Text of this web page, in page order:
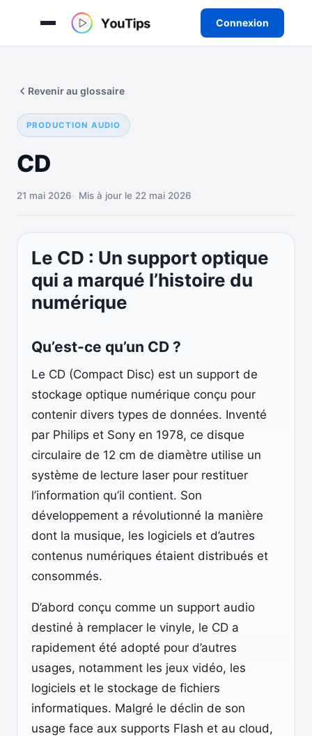
Connexion
contenu
PRODUCTION AUDIO
CD
Revenir au glossaire
21 mai 2026 Mis à jour le 22 mai 2026
Le CD : Un support optique
qui a marqué l’histoire du
numérique
Qu’est-ce qu’un CD ?
Le CD (Compact Disc) est un support de
stockage optique numérique conçu pour
contenir divers types de données. Inventé
par Philips et Sony en 1978, ce disque
circulaire de 12 cm de diamètre utilise un
système de lecture laser pour restituer
l’information qu’il contient. Son
développement a révolutionné la manière
dont la musique, les logiciels et d’autres
contenus numériques étaient distribués et
consommés.
D’abord conçu comme un support audio
destiné à remplacer le vinyle, le CD a
rapidement été adopté pour d’autres
usages, notamment les jeux vidéo, les
logiciels et le stockage de fichiers
informatiques. Malgré le déclin de son
usage face aux supports Flash et au cloud,